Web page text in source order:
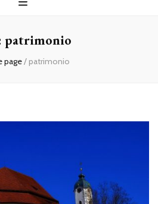
patrimonio
page/ patrimonio